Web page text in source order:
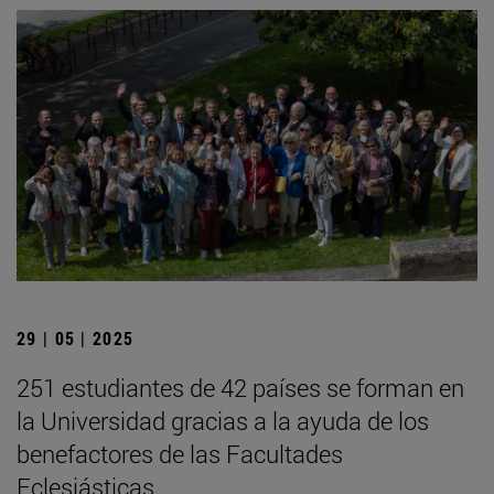
29 | 05 | 2025
251 estudiantes de 42 países se forman en
la Universidad gracias a la ayuda de los
benefactores de las Facultades
Eclesiásticas